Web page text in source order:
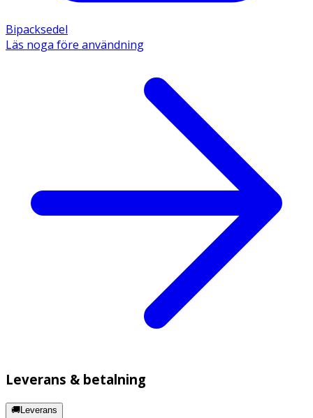
Bipacksedel
Läs noga före användning
Leverans & betalning
🚚Leverans